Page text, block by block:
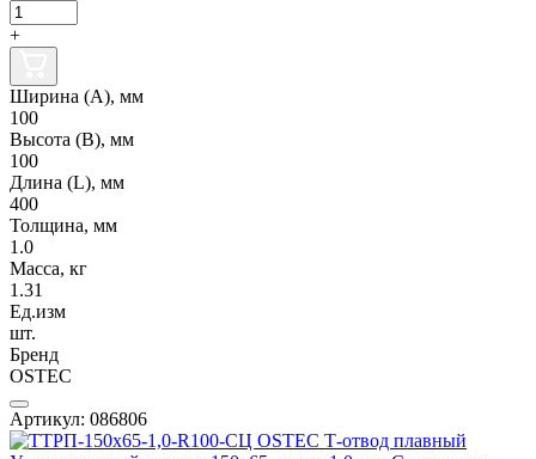
+
Ширина (А), мм
100
Высота (В), мм
100
Длина (L), мм
400
Толщина, мм
1.0
Масса, кг
1.31
Ед.изм
шт.
Бренд
OSTEC
Артикул: 086806